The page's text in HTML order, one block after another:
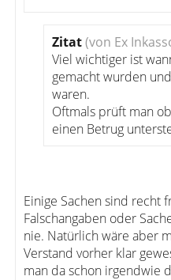
Zitat(von Ex
Viel wichtiger ist
gemacht wurden
waren.
Oftmals prüft man
einen Betrug
Einige Sachen sind recht
Falschangaben oder
nie. Natürlich wäre aber
Verstand vorher klar
man da schon irgendwie